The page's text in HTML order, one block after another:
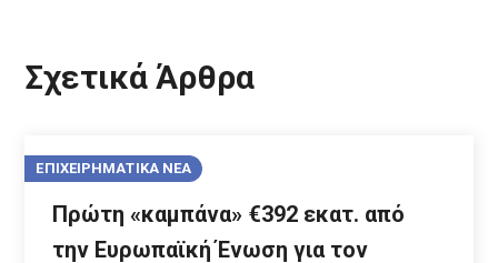
Σχετικά Άρθρα
ΕΠΙΧΕΙΡΗΜΑΤΙΚΑ ΝΕΑ
Πρώτη «καμπάνα» €392 εκατ. από
την Ευρωπαϊκή Ένωση για τον